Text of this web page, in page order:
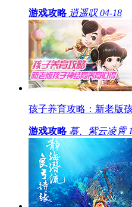
游戏攻略 逍遥叹 04-18
孩子养育攻略：新老版
游戏攻略 慕、紫云凌霄